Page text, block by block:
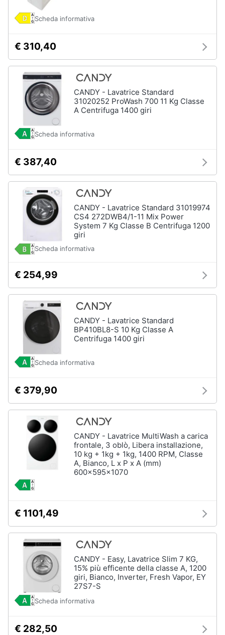
Fotografia
Abbigliamento
Sport
Animali
Libri,
cd
Festività
e
ricorrenze
Promozioni
Servizi
Assistenza
clienti
Esci
Scheda informativa
€ 310,40
CANDY - Lavatrice Standard
31020252 ProWash 700 11 Kg Classe
A Centrifuga 1400 giri
Scheda informativa
€ 387,40
CANDY - Lavatrice Standard 31019974
CS4 272DWB4/1-11 Mix Power
System 7 Kg Classe B Centrifuga 1200
giri
Scheda informativa
€ 254,99
CANDY - Lavatrice Standard
BP410BL8-S 10 Kg Classe A
Centrifuga 1400 giri
Scheda informativa
€ 379,90
CANDY - Lavatrice MultiWash a carica
frontale, 3 oblò, Libera installazione,
10 kg + 1kg + 1kg, 1400 RPM, Classe
A, Bianco, L x P x A (mm)
600x595x1070
€ 1101,49
CANDY - Easy, Lavatrice Slim 7 KG,
15% più efficente della classe A, 1200
giri, Bianco, Inverter, Fresh Vapor, EY
27S7-S
Scheda informativa
€ 282,50